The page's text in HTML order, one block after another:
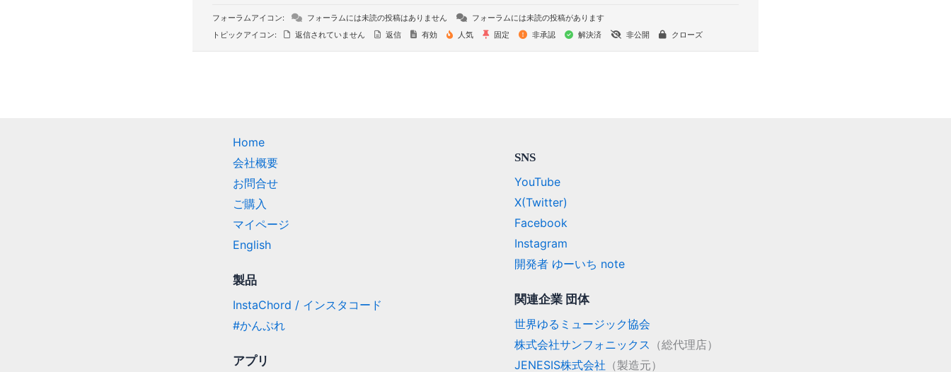
フォーラムアイコン: フォーラムには未読の投稿はありません
フォーラムには未読の投稿があります
トピックアイコン:
返信されていません 返信 有効 人気 固定 非承認 解決済 非公開 クローズ
Home
会社概要
お問合せ
ご購入
マイページ
English
製品
InstaChord / インスタコード
#かんぷれ
アプリ
SNS
YouTube
X(Twitter)
Facebook
Instagram
開発者 ゆーいち note
関連企業 団体
世界ゆるミュージック協会
株式会社サンフォニックス （総代理店）
JENESIS株式会社 （製造元）